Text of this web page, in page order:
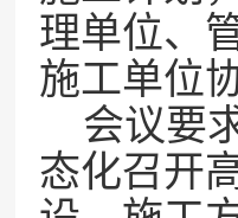
理单位、
施工单位
会议要
态化召开